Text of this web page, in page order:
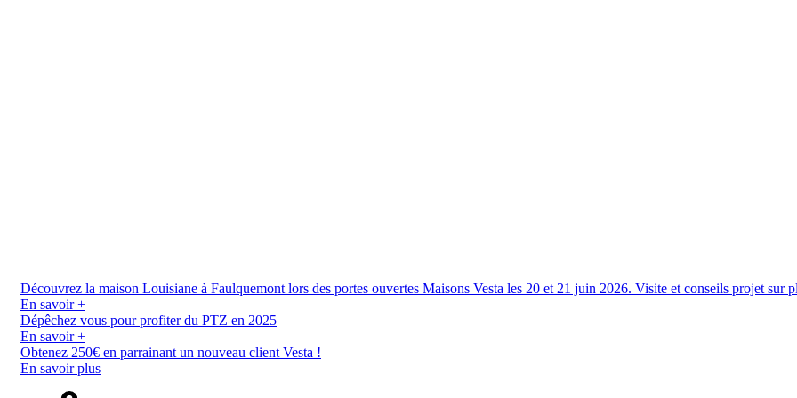
Découvrez la maison Louisiane à Faulquemont lors des portes ouvertes Maisons Vesta les 20 et 21 juin 2026. Visite et conseils projet sur
En savoir +
Dépêchez vous pour profiter du PTZ en 2025
En savoir +
Obtenez 250€ en parrainant un nouveau client Vesta !
En savoir plus